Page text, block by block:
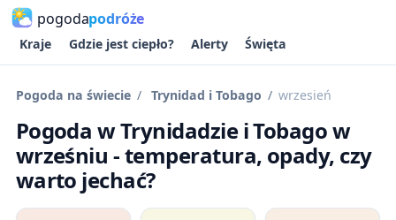
pogodapodróże
Kraje Gdzie jest ciepło? Alerty Święta
Pogoda na świecie Trynidad i Tobago wrzesień
Pogoda w Trynidadzie i Tobago w
wrześniu - temperatura, opady, czy
warto jechać?